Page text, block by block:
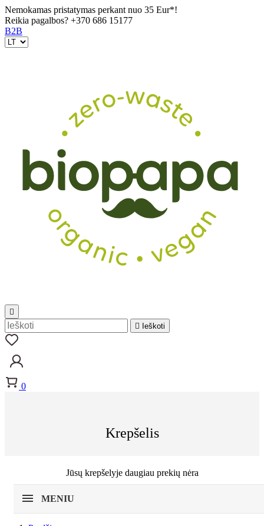
Nemokamas pristatymas perkant nuo 35 Eur*!
Reikia pagalbos? +370 686 15177
B2B


Ieškoti
0
Krepšelis
Jūsų krepšelyje daugiau prekių nėra
MENIU